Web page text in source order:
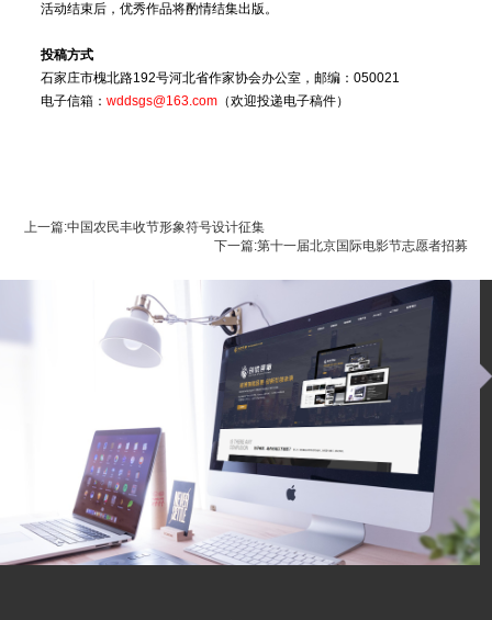
活动结束后，优秀作品将酌情结集出版。
投稿方式
石家庄市槐北路192号河北省作家协会办公室，邮编：050021
电子信箱：wddsgs@163.com （欢迎投递电子稿件）
上一篇:中国农民丰收节形象符号设计征集
下一篇:第十一届北京国际电影节志愿者招募